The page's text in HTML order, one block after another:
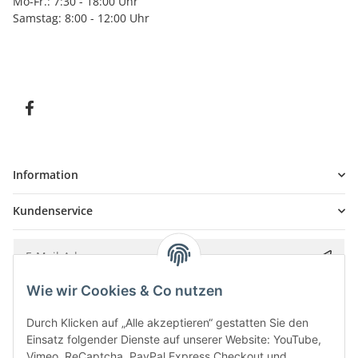
Samstag: 8:00 - 12:00 Uhr
Information
Kundenservice
Bitte senden Sie mir entsprechend IhrerDatenschutzerklärung
Wie wir Cookies & Co nutzen
Durch Klicken auf „Alle akzeptieren“ gestatten Sie den
Einsatz folgender Dienste auf unserer Website: YouTube,